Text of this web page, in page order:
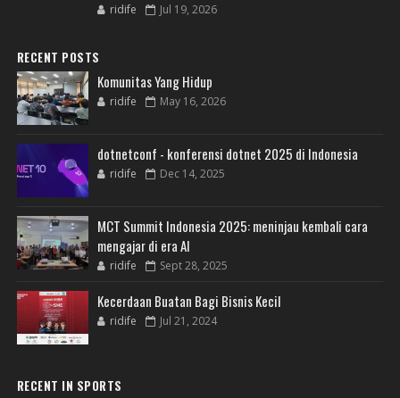
ridife Jul 19, 2026
RECENT POSTS
Komunitas Yang Hidup
ridife May 16, 2026
dotnetconf - konferensi dotnet 2025 di Indonesia
ridife Dec 14, 2025
MCT Summit Indonesia 2025: meninjau kembali cara
mengajar di era AI
ridife Sept 28, 2025
Kecerdaan Buatan Bagi Bisnis Kecil
ridife Jul 21, 2024
RECENT IN SPORTS